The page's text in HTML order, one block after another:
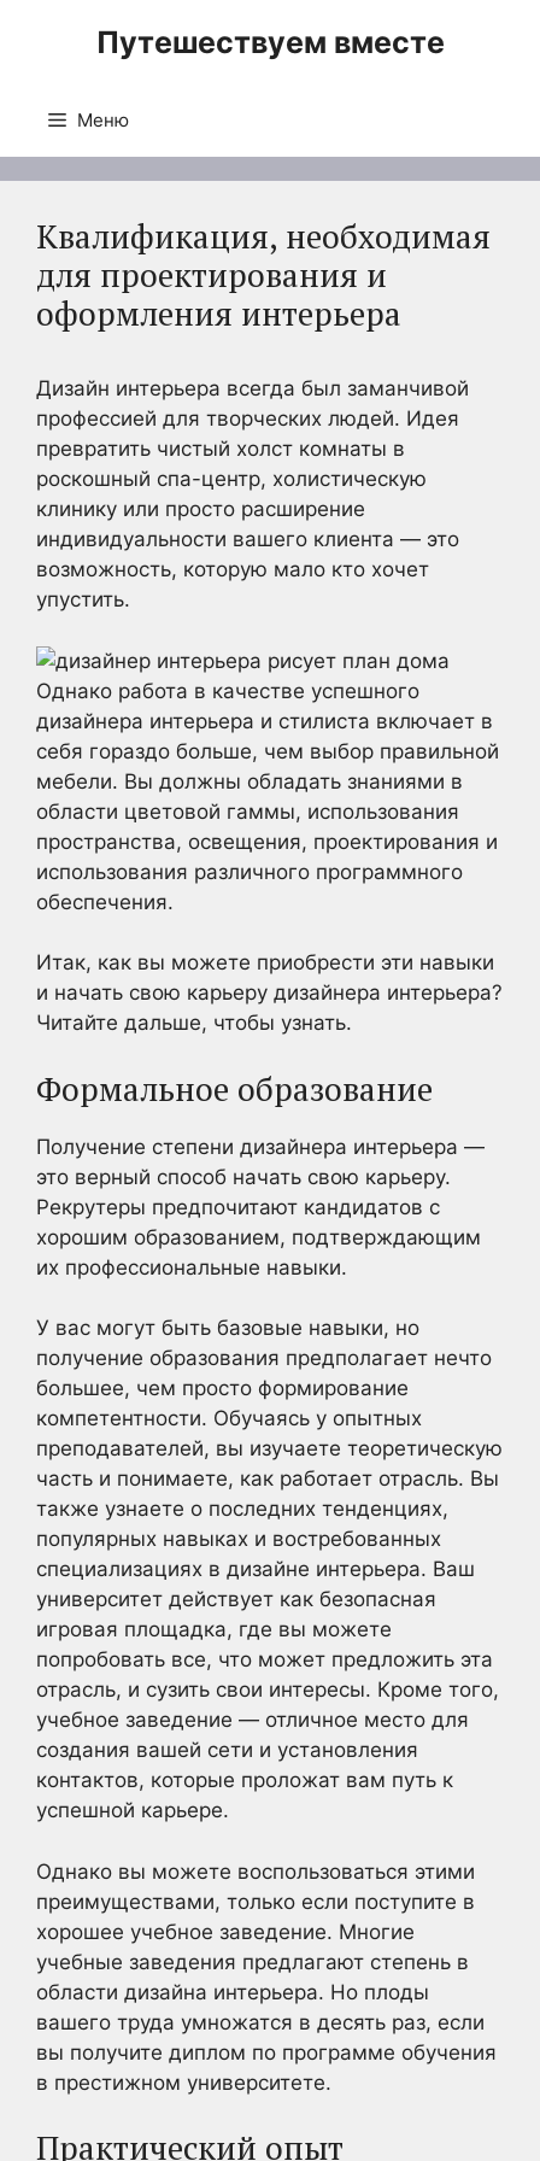
Путешествуем вместе
Меню
Квалификация, необходимая
для проектирования и
оформления интерьера
Дизайн интерьера всегда был заманчивой
профессией для творческих людей. Идея
превратить чистый холст комнаты в
роскошный спа-центр, холистическую
клинику или просто расширение
индивидуальности вашего клиента — это
возможность, которую мало кто хочет
упустить.
Однако работа в качестве успешного
дизайнера интерьера и стилиста включает в
себя гораздо больше, чем выбор правильной
мебели. Вы должны обладать знаниями в
области цветовой гаммы, использования
пространства, освещения, проектирования и
использования различного программного
обеспечения.
Итак, как вы можете приобрести эти навыки
и начать свою карьеру дизайнера интерьера?
Читайте дальше, чтобы узнать.
Формальное образование
Получение степени дизайнера интерьера —
это верный способ начать свою карьеру.
Рекрутеры предпочитают кандидатов с
хорошим образованием, подтверждающим
их профессиональные навыки.
У вас могут быть базовые навыки, но
получение образования предполагает нечто
большее, чем просто формирование
компетентности. Обучаясь у опытных
преподавателей, вы изучаете теоретическую
часть и понимаете, как работает отрасль. Вы
также узнаете о последних тенденциях,
популярных навыках и востребованных
специализациях в дизайне интерьера. Ваш
университет действует как безопасная
игровая площадка, где вы можете
попробовать все, что может предложить эта
отрасль, и сузить свои интересы. Кроме того,
учебное заведение — отличное место для
создания вашей сети и установления
контактов, которые проложат вам путь к
успешной карьере.
Однако вы можете воспользоваться этими
преимуществами, только если поступите в
хорошее учебное заведение. Многие
учебные заведения предлагают степень в
области дизайна интерьера. Но плоды
вашего труда умножатся в десять раз, если
вы получите диплом по программе обучения
в престижном университете.
Практический опыт